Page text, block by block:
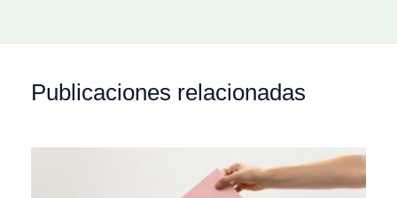
Publicaciones relacionadas